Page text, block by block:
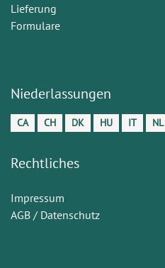
Lieferung
Formulare
Niederlassungen
CA CH DK HU IT NL
Rechtliches
Impressum
AGB / Datenschutz